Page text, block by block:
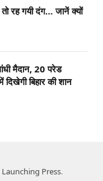
रह गयी दंग… जानें क्यों
मैदान, 20 परेड
बिहार की शान
Launching Press.